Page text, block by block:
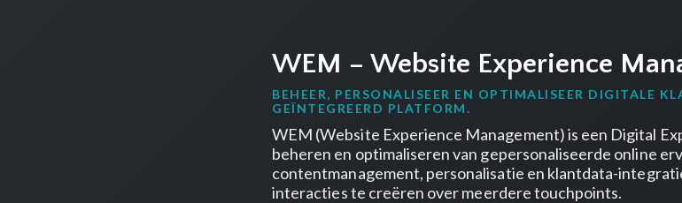
WEM – Website Experience
BEHEER, PERSONALISEER EN OPTIMALISEER DIGITALE
GEÏNTEGREERD PLATFORM.
WEM (Website Experience Management) is een Digital
beheren en optimaliseren van gepersonaliseerde online
contentmanagement, personalisatie en klantdata-
interacties te creëren over meerdere touchpoints.